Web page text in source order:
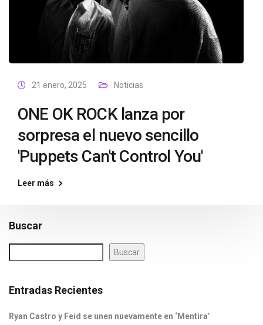
21 enero, 2025 Noticias
ONE OK ROCK lanza por
sorpresa el nuevo sencillo
'Puppets Can't Control You'
Leer más
Buscar
Buscar
Entradas Recientes
Ryan Castro y Feid se unen nuevamente en ‘Mentira’